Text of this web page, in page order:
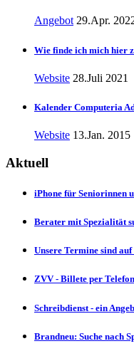
Angebot 29.Apr.
Wie finde ich mich hier
Website 28.Juli 2021
Kalender Computeria
Website 13.Jan. 2015
Aktuell
iPhone für Seniorinnen
Berater mit Spezialität
Unsere Termine sind
ZVV - Billete per
Schreibdienst - ein
Brandneu: Suche nach